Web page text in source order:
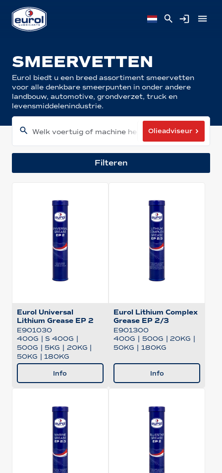
SMEERVETTEN
Eurol biedt u een breed assortiment smeervetten
voor alle denkbare smeerpunten in onder andere
landbouw, automotive, grondverzet, truck en
levensmiddelenindustrie.
Welk voertuig of machine heeft u?Olieadviseur
Filteren
Eurol Universal
Lithium Grease EP 2
E901030
400G | S 400G |
500G | 5KG | 20KG |
50KG | 180KG
Info
Eurol Lithium Complex
Grease EP 2/3
E901300
400G | 500G | 20KG |
50KG | 180KG
Info